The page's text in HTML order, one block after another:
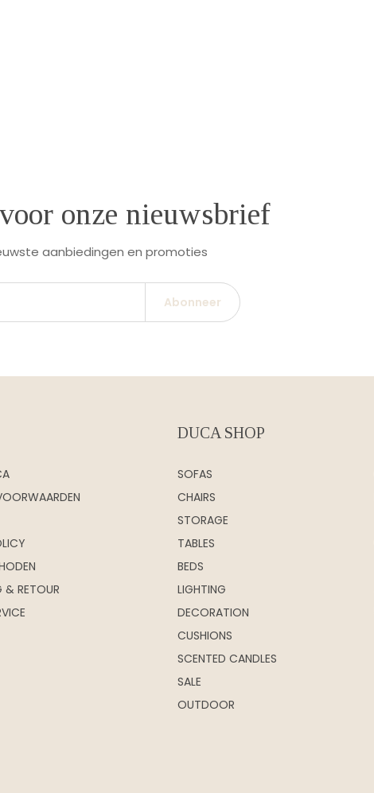
onze nieuwsbrief
aanbiedingen en promoties
Abonneer
& RETOUR
DUCA SHOP
SOFAS
CHAIRS
STORAGE
TABLES
BEDS
LIGHTING
DECORATION
CUSHIONS
SCENTED CANDLES
SALE
OUTDOOR